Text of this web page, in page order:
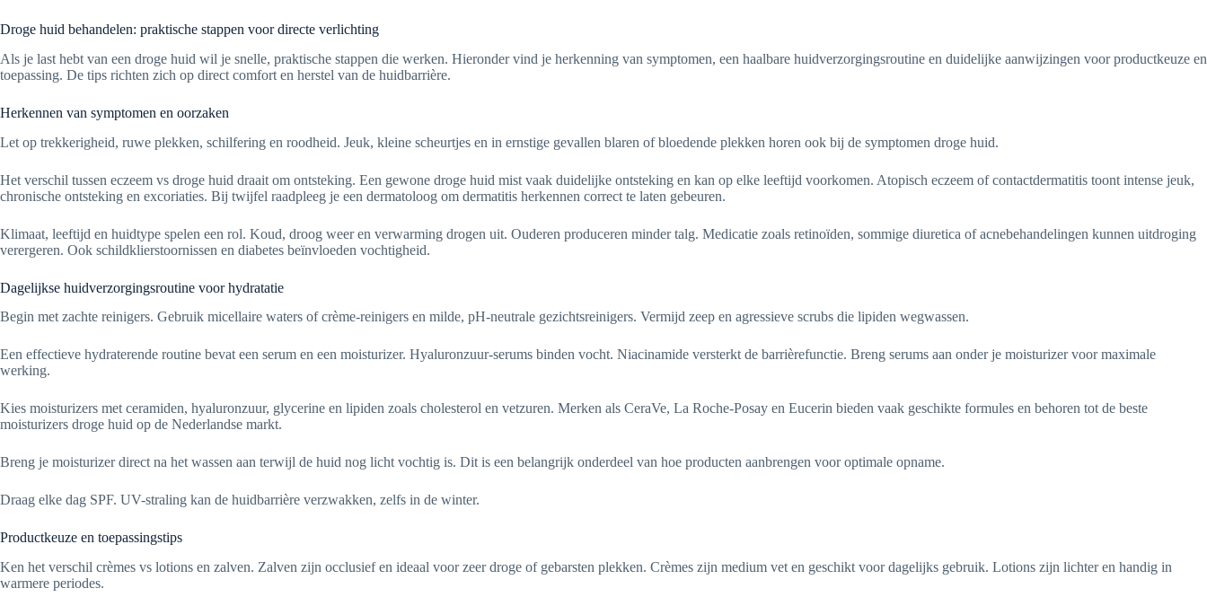
Droge huid behandelen: praktische stappen voor directe verlichting
Als je last hebt van een droge huid wil je snelle, praktische stappen die werken. Hieronder vind je herkenning van symptomen, een haalbare huidverzorgingsroutine en duidelijke aanwijzingen voor productkeuze en
toepassing. De tips richten zich op direct comfort en herstel van de huidbarrière.
Herkennen van symptomen en oorzaken
Let op trekkerigheid, ruwe plekken, schilfering en roodheid. Jeuk, kleine scheurtjes en in ernstige gevallen blaren of bloedende plekken horen ook bij de symptomen droge huid.
Het verschil tussen eczeem vs droge huid draait om ontsteking. Een gewone droge huid mist vaak duidelijke ontsteking en kan op elke leeftijd voorkomen. Atopisch eczeem of contactdermatitis toont intense jeuk,
chronische ontsteking en excoriaties. Bij twijfel raadpleeg je een dermatoloog om dermatitis herkennen correct te laten gebeuren.
Klimaat, leeftijd en huidtype spelen een rol. Koud, droog weer en verwarming drogen uit. Ouderen produceren minder talg. Medicatie zoals retinoïden, sommige diuretica of acnebehandelingen kunnen uitdroging
verergeren. Ook schildklierstoornissen en diabetes beïnvloeden vochtigheid.
Dagelijkse huidverzorgingsroutine voor hydratatie
Begin met zachte reinigers. Gebruik micellaire waters of crème-reinigers en milde, pH-neutrale gezichtsreinigers. Vermijd zeep en agressieve scrubs die lipiden wegwassen.
Een effectieve hydraterende routine bevat een serum en een moisturizer. Hyaluronzuur-serums binden vocht. Niacinamide versterkt de barrièrefunctie. Breng serums aan onder je moisturizer voor maximale
werking.
Kies moisturizers met ceramiden, hyaluronzuur, glycerine en lipiden zoals cholesterol en vetzuren. Merken als CeraVe, La Roche-Posay en Eucerin bieden vaak geschikte formules en behoren tot de beste
moisturizers droge huid op de Nederlandse markt.
Breng je moisturizer direct na het wassen aan terwijl de huid nog licht vochtig is. Dit is een belangrijk onderdeel van hoe producten aanbrengen voor optimale opname.
Draag elke dag SPF. UV-straling kan de huidbarrière verzwakken, zelfs in de winter.
Productkeuze en toepassingstips
Ken het verschil crèmes vs lotions en zalven. Zalven zijn occlusief en ideaal voor zeer droge of gebarsten plekken. Crèmes zijn medium vet en geschikt voor dagelijks gebruik. Lotions zijn lichter en handig in
warmere periodes.